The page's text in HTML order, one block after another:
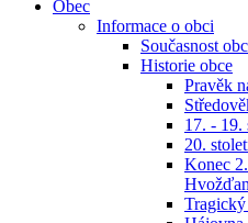
Obec
Informace o obci
Současnost
Historie obce
Pravěk
17. - 19.
20.
Konec